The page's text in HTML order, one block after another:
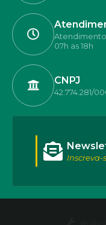
07h as 18h
CNPJ
42.774.281/
Inscreva-